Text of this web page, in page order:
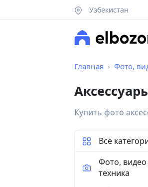
Узбекистан
Главная Фото,
Купить фото
Все
Фото, видео
техника